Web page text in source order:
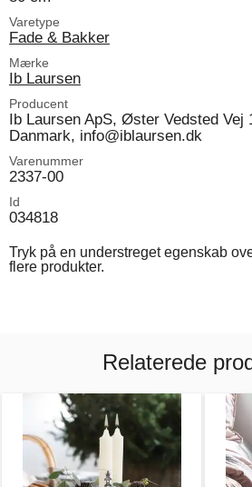
Varetype
Fade & Bakker
Mærke
Ib Laursen
Producent
Ib Laursen ApS, Øster Vedsted Vej
Danmark, info@iblaursen.dk
Varenummer
2337-00
Id
034818
Tryk på en understreget egenskab
flere produkter.
Relaterede